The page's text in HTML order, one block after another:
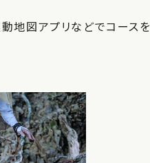
地図アプリなどでコースを